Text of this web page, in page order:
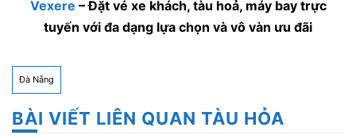
Vexere – Đặt vé xe khách, tàu hoả, máy bay trực
tuyến với đa dạng lựa chọn và vô vàn ưu đãi
Đà Nẵng
BÀI VIẾT LIÊN QUAN TÀU HỎA